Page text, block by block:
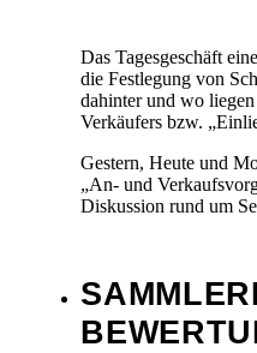
Das Tagesgeschäft
die Festlegung von
dahinter und wo
Verkäufers bzw.
Gestern, Heute und
„An- und
Diskussion rund um